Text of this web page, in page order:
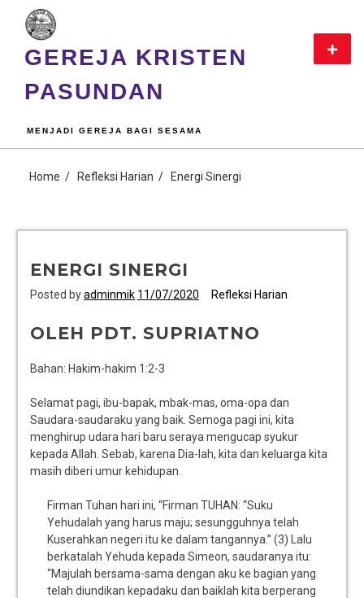
GEREJA KRISTEN
PASUNDAN
MENJADI GEREJA BAGI SESAMA
Home Refleksi Harian Energi Sinergi
ENERGI SINERGI
Posted byadminmik 11/07/2020 Refleksi Harian
OLEH PDT. SUPRIATNO
Bahan: Hakim-hakim 1:2-3
Selamat pagi, ibu-bapak, mbak-mas, oma-opa dan
Saudara-saudaraku yang baik. Semoga pagi ini, kita
menghirup udara hari baru seraya mengucap syukur
kepada Allah. Sebab, karena Dia-lah, kita dan keluarga kita
masih diberi umur kehidupan.
Firman Tuhan hari ini, “Firman TUHAN: “Suku
Yehudalah yang harus maju; sesungguhnya telah
Kuserahkan negeri itu ke dalam tangannya.” (3) Lalu
berkatalah Yehuda kepada Simeon, saudaranya itu:
“Majulah bersama-sama dengan aku ke bagian yang
telah diundikan kepadaku dan baiklah kita berperang